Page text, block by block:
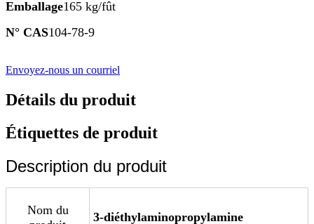
Emballage165 kg/fût
N° CAS104-78-9
Envoyez-nous un courriel
Détails du produit
Étiquettes de produit
Description du produit
Nom du
3-diéthylaminopropylamine